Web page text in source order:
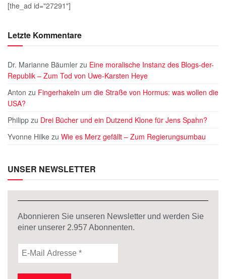
[the_ad id="27291"]
Letzte Kommentare
Dr. Marianne Bäumler zu Eine moralische Instanz des Blogs-der-
Republik – Zum Tod von Uwe-Karsten Heye
Anton zu Fingerhakeln um die Straße von Hormus: was wollen die
USA?
Philipp zu Drei Bücher und ein Dutzend Klone für Jens Spahn?
Yvonne Hilke zu Wie es Merz gefällt – Zum Regierungsumbau
UNSER NEWSLETTER
Abonnieren Sie unseren Newsletter und werden Sie
einer unserer 2.957 Abonnenten.